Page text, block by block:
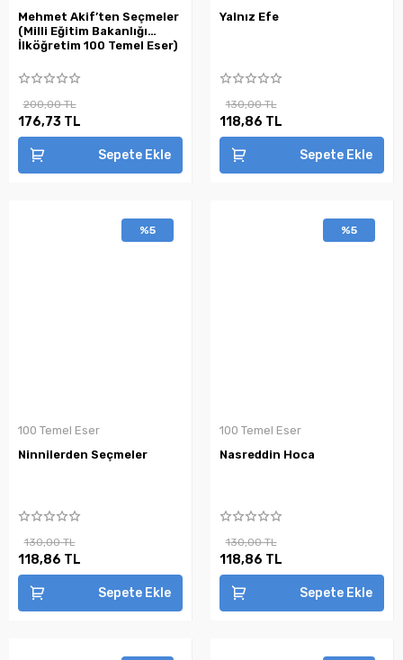
Mehmet Akif’ten Seçmeler
(Milli Eğitim Bakanlığı
İlköğretim 100 Temel Eser)
200,00 TL
176,73 TL
Sepete Ekle
Yalnız Efe
130,00 TL
118,86 TL
Sepete Ekle
%5
100 Temel Eser
Ninnilerden Seçmeler
130,00 TL
118,86 TL
Sepete Ekle
%5
100 Temel Eser
Nasreddin Hoca
130,00 TL
118,86 TL
Sepete Ekle